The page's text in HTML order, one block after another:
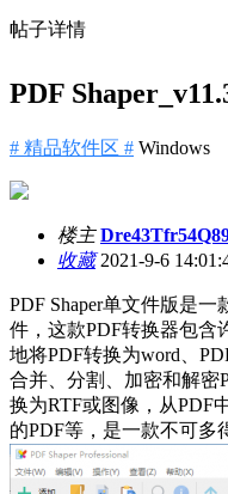
帖子详情
PDF
# 精品软件区 # Windows
楼主
收藏2021-9-6
PDF Shaper单文件版是
件，这款PDF转换器包含
地将PDF转换为word、
合并、分割、加密和解密
换为RTF或图像，从PDF
的PDF等，是一款不可多